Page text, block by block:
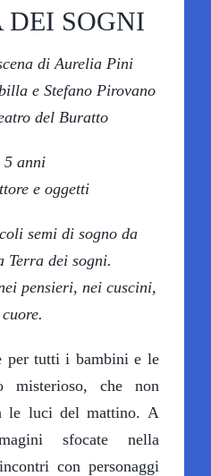
DEI SOGNI
di Aurelia Pini
e Stefano Pirovano
del Buratto
5 anni
e oggetti
semi di sogno da
Terra dei sogni.
pensieri, nei cuscini,
per tutti i bambini e le
misterioso, che non
le luci del mattino. A
sfocate nella
con personaggi